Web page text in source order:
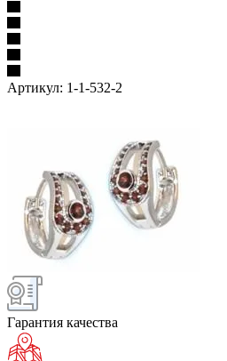
Артикул: 1-1-532-2
Гарантия качества